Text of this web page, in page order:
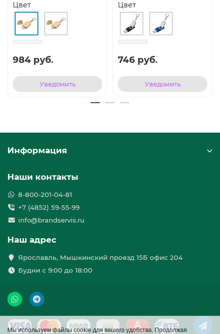
Цвет
984 руб.
Уведомить
Цвет
746 руб.
Уведомить
Мы используем файлы cookie для вашего удобства. Продолжая
Информация
Наши контакты
8-800-201-04-81
+7 (4852) 59-55-99
info@brandservis.ru
Наш адрес
Ярославль, Мышкинский проезд 15Б офис 204
Будни с 9:00 до 18:00